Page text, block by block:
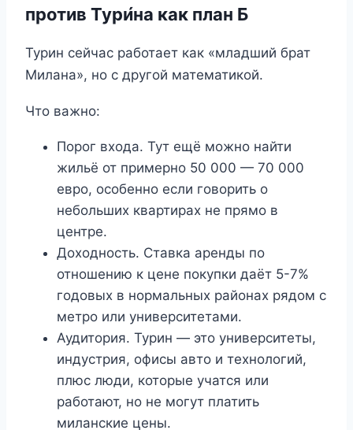
против Тури́на как план Б
Турин сейчас работает как «младший брат
Милана», но с другой математикой.
Что важно:
Порог входа. Тут ещё можно найти
жильё от примерно 50 000 — 70 000
евро, особенно если говорить о
небольших квартирах не прямо в
центре.
Доходность. Ставка аренды по
отношению к цене покупки даёт 5-7%
годовых в нормальных районах рядом с
метро или университетами.
Аудитория. Турин — это университеты,
индустрия, офисы авто и технологий,
плюс люди, которые учатся или
работают, но не могут платить
миланские цены.